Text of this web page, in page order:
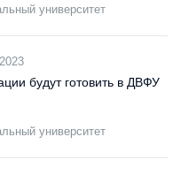
университет
будут готовить в ДВФУ
университет